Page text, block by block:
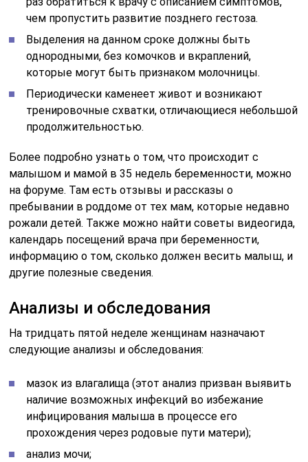
чем пропустить развитие позднего гестоза.
Выделения на данном сроке должны быть
однородными, без комочков и вкраплений,
которые могут быть признаком молочницы.
Периодически каменеет живот и возникают
тренировочные схватки, отличающиеся небольшой
продолжительностью.
Более подробно узнать о том, что происходит с
малышом и мамой в 35 недель беременности, можно
на форуме. Там есть отзывы и рассказы о
пребывании в роддоме от тех мам, которые недавно
рожали детей. Также можно найти советы видеогида,
календарь посещений врача при беременности,
информацию о том, сколько должен весить малыш, и
другие полезные сведения.
Анализы и обследования
На тридцать пятой неделе женщинам назначают
следующие анализы и обследования:
мазок из влагалища (этот анализ призван выявить
наличие возможных инфекций во избежание
инфицирования малыша в процессе его
прохождения через родовые пути матери);
анализ мочи;